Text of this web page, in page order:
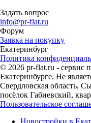
Задать вопрос
info@pr-flat.ru
Форум
Заявка на покупку
Екатеринбург
Политика
© 2026 pr-flat.ru - сервис
Екатеринбурге. Не
Свердловская область,
посёлок Габиевский,
Пользовательское
Новостройки в